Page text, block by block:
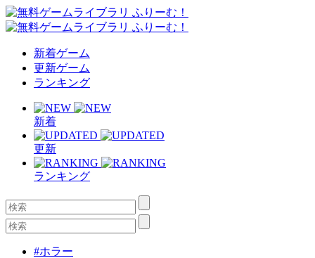
新着ゲーム
更新ゲーム
ランキング
新着
更新
ランキング
#ホラー